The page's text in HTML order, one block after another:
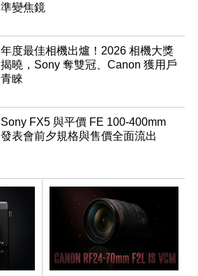
準變焦鏡
年度最佳相機出爐！2026 相機大獎
揭曉，Sony 奪雙冠、Canon 獲用戶
青睞
Sony FX5 與平價 FE 100-400mm
發表會前夕規格與售價全面流出